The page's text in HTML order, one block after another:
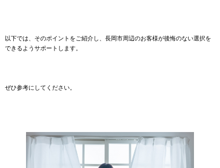
以下では、そのポイントをご紹介し、長岡市周辺のお客様が後悔のない選択を
できるようサポートします。
ぜひ参考にしてください。